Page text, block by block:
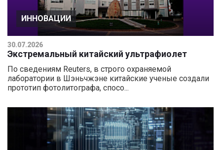
ИННОВАЦИИ
30.07.2026
Экстремальный китайский ультрафиолет
По сведениям Reuters, в строго охраняемой
лаборатории в Шэньчжэне китайские ученые создали
прототип фотолитографа, спосо...